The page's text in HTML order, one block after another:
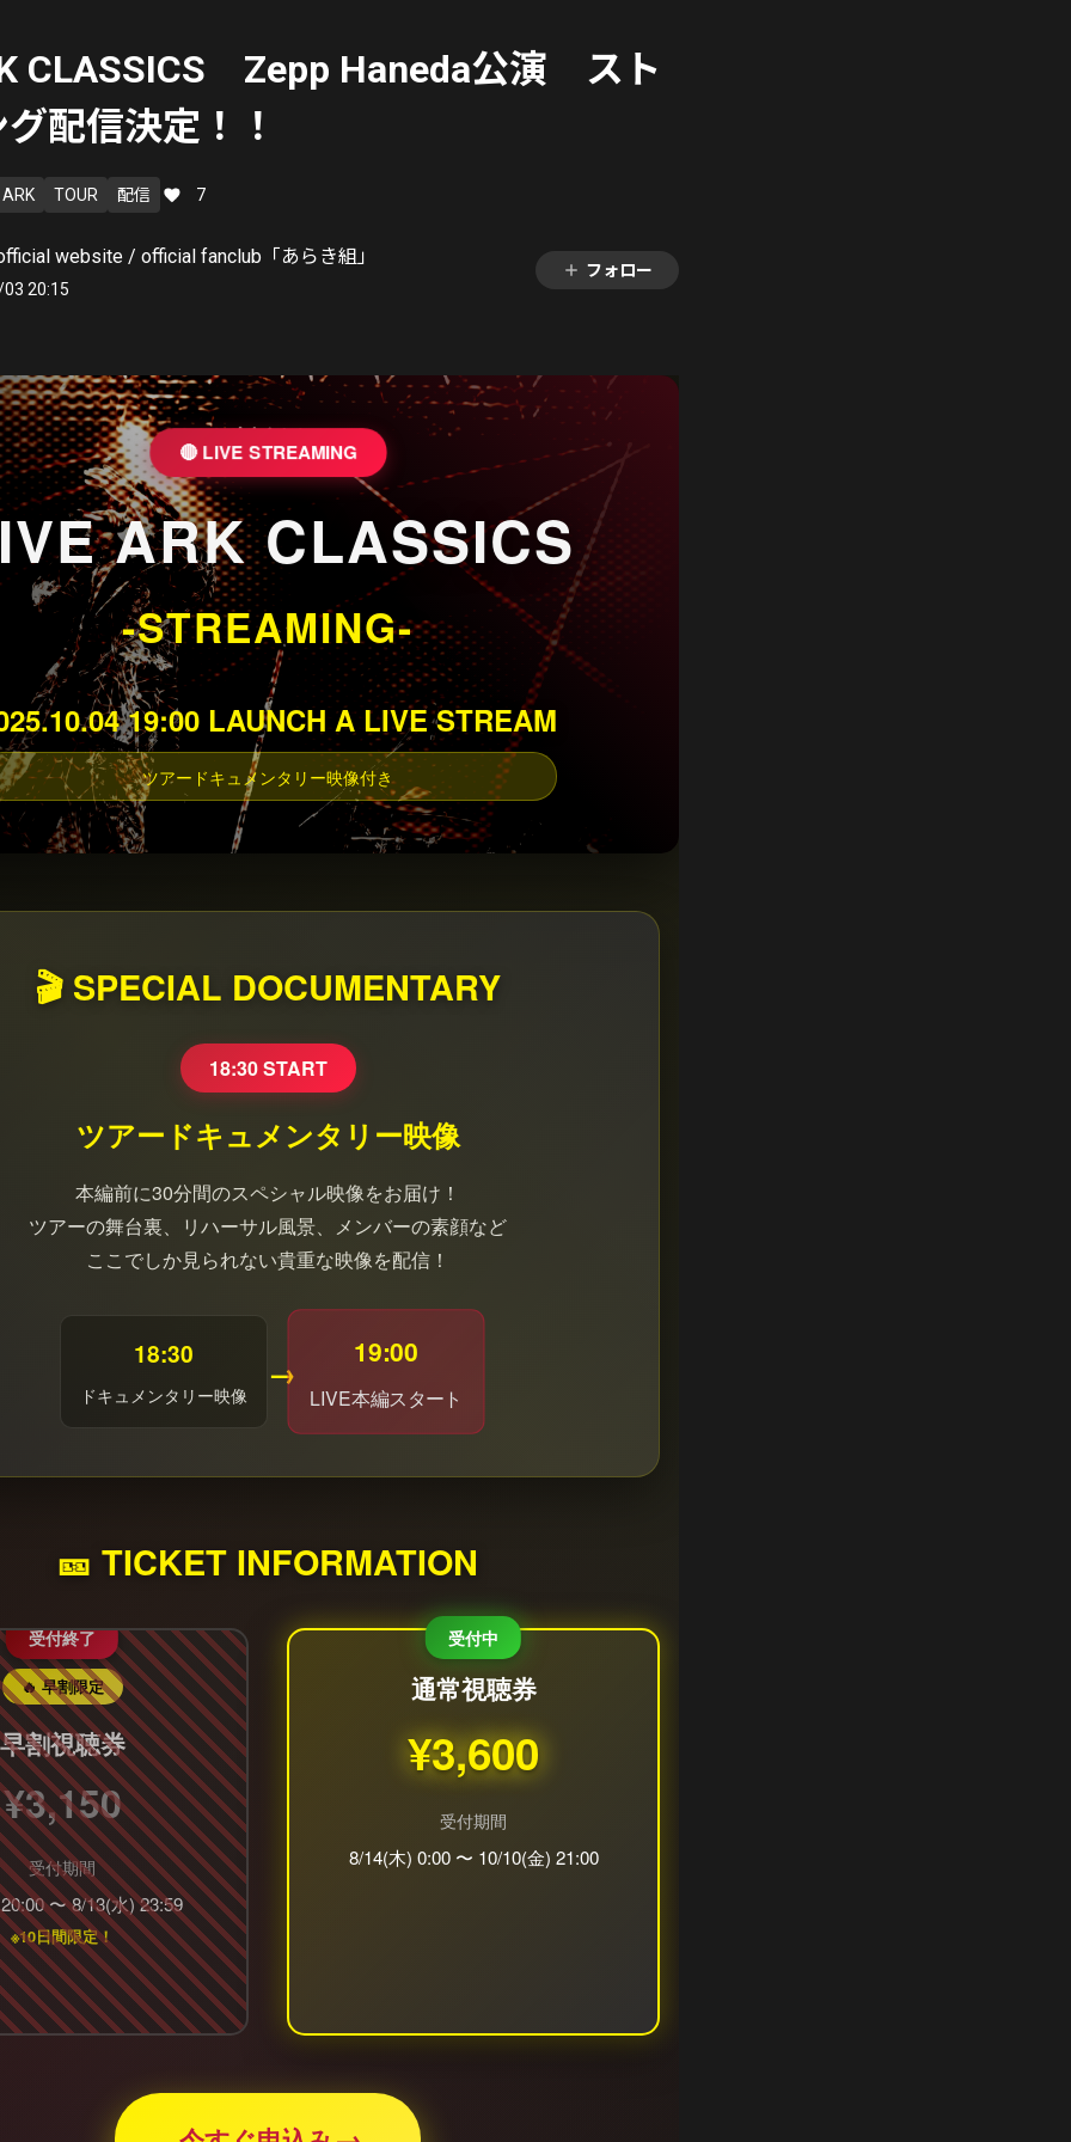
CLASSICS Zepp Haneda公演 スト
配信決定！！
ARK TOUR 配信 7
website / official fanclub「あらき組」
20:15
フォロー
🔴 LIVE STREAMING
ARK CLASSICS
-STREAMING-
19:00 LAUNCH A LIVE STREAM
ツアードキュメンタリー映像付き
🎬 SPECIAL DOCUMENTARY
18:30 START
ツアードキュメンタリー映像
本編前に30分間のスペシャル映像をお届け！
ツアーの舞台裏、リハーサル風景、メンバーの素顔など
ここでしか見られない貴重な映像を配信！
18:30
ドキュメンタリー映像
→
19:00
LIVE本編スタート
🎫 TICKET INFORMATION
🔥 早割限定
早割視聴券
¥3,150
受付期間
〜 8/13(水) 23:59
※10日間限定！
通常視聴券
¥3,600
受付期間
8/14(木) 0:00 〜 10/10(金) 21:00